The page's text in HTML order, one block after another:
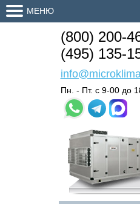
МЕНЮ
(800) 200-
(495) 135-
Пн. - Пт. с 9-00 до